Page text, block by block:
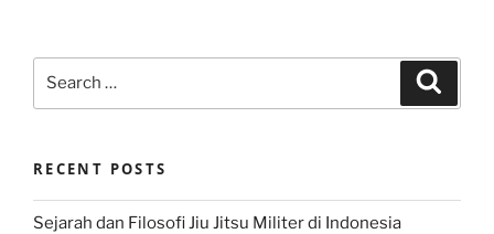
RECENT POSTS
Sejarah dan Filosofi Jiu Jitsu Militer di Indonesia